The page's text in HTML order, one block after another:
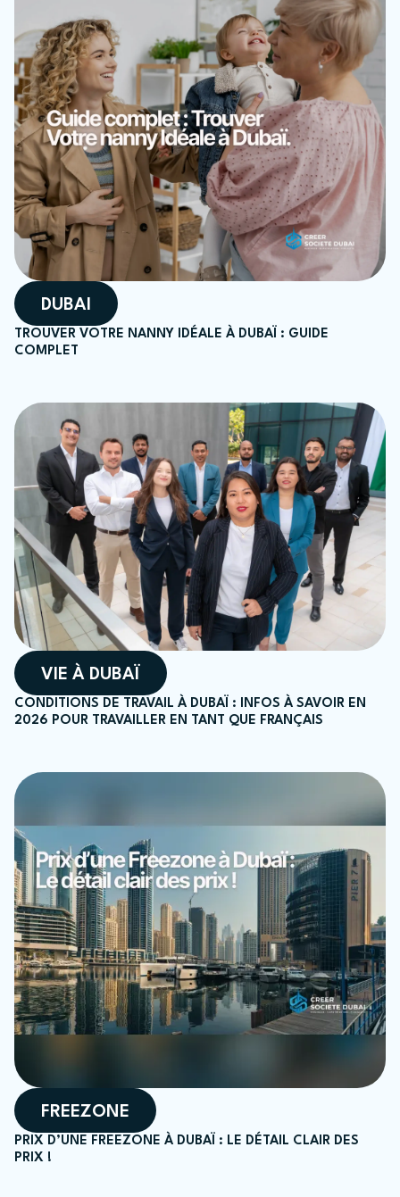
DUBAI
TROUVER VOTRE NANNY IDÉALE À DUBAÏ : GUIDE
COMPLET
VIE À DUBAÏ
CONDITIONS DE TRAVAIL À DUBAÏ : INFOS À SAVOIR EN
2026 POUR TRAVAILLER EN TANT QUE FRANÇAIS
FREEZONE
PRIX D’UNE FREEZONE À DUBAÏ : LE DÉTAIL CLAIR DES
PRIX !